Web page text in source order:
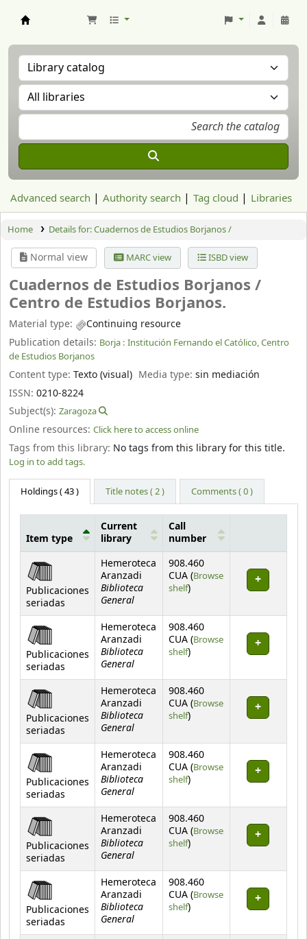
Advanced search Authority search Tag cloud Libraries
Home Details for:Cuadernos de Estudios Borjanos /
Normal view MARC view ISBD view
Cuadernos de Estudios Borjanos /
Centro de Estudios Borjanos.
Material type:
Continuing resource
Publication details: Borja : Institución Fernando el Católico, Centro
de Estudios Borjanos
Content type: Texto (visual) Media type:sin mediación
ISSN: 0210-8224
Subject(s): Zaragoza
Online resources: Click here to access online
Tags from this library: No tags from this library for this title.
Log in to add tags.
Holdings( 43 ) Title notes ( 2 ) Comments ( 0 )
Holdings
Item type
Current
library
Call
number
Publicaciones
seriadas
Hemeroteca
Aranzadi
Biblioteca
General
908.460
CUA (Browse
shelf(Opens below)
)
Publicaciones
seriadas
Hemeroteca
Aranzadi
Biblioteca
General
908.460
CUA (Browse
shelf(Opens below)
)
Publicaciones
seriadas
Hemeroteca
Aranzadi
Biblioteca
General
908.460
CUA (Browse
shelf(Opens below)
)
Publicaciones
seriadas
Hemeroteca
Aranzadi
Biblioteca
General
908.460
CUA (Browse
shelf(Opens below)
)
Publicaciones
seriadas
Hemeroteca
Aranzadi
Biblioteca
General
908.460
CUA (Browse
shelf(Opens below)
)
Publicaciones
seriadas
Hemeroteca
Aranzadi
Biblioteca
General
908.460
CUA (Browse
shelf(Opens below)
)